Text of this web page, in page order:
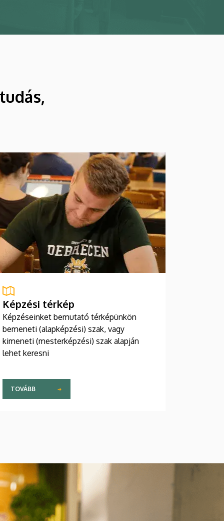
Képzési térkép
Képzéseinket bemutató térképünkön
bemeneti (alapképzési) szak, vagy
kimeneti (mesterképzési) szak alapján
lehet keresni
TOVÁBB